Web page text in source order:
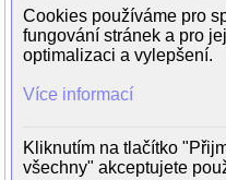
Co ty jsi za číslo2011
Neřízená střela2010 38
Jednotka příliš rychlého
35
Starožitníkův krám2007
Cookies používáme pro
fungování stránek a pro
optimalizaci a vylepšení.
Více informací
Kliknutím na tlačítko
všechny" akceptujete